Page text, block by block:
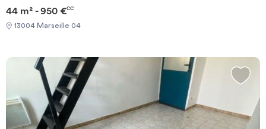
44 m² - 950 €CC
13004 Marseille 04